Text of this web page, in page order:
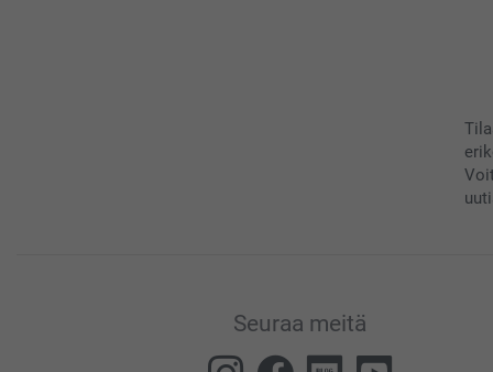
Seuraa meitä